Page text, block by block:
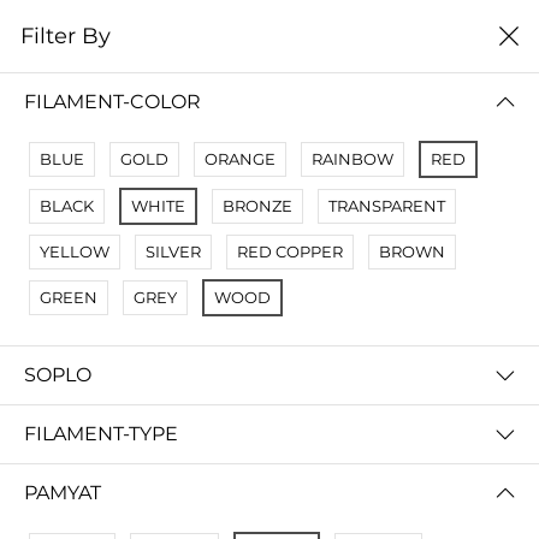
0
цена от высокой к
No Results
Not Found Filters1
Not Found Filters2
Filter By
FILAMENT-COLOR
BLUE GOLD ORANGE RAINBOW RED
BLACK WHITE BRONZE TRANSPARENT
YELLOW SILVER RED COPPER BROWN
GREEN GREY WOOD
SOPLO
FILAMENT-TYPE
PAMYAT